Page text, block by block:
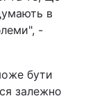
в
-
бути
залежно